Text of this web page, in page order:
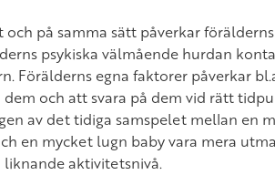
på samma sätt påverkar
psykiska välmående hurdan
Förälderns egna faktorer påverkar
och att svara på dem vid rätt
av det tidiga samspelet mellan en
en mycket lugn baby vara mera
aktivitetsnivå.